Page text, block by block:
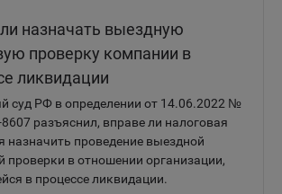
назначать выездную
проверку компании в
ликвидации
суд РФ в определении от 14.06.2022 №
разъяснил, вправе ли налоговая
назначить проведение выездной
проверки в отношении организации,
в процессе ликвидации.